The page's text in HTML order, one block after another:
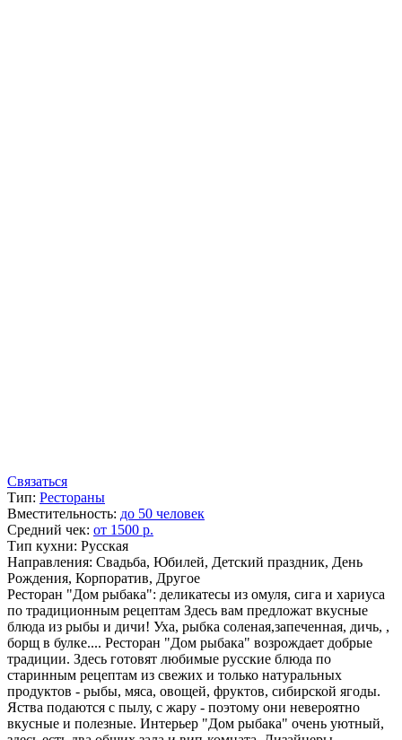
Связаться
Тип: Рестораны
Вместительность: до 50 человек
Средний чек: от 1500 р.
Тип кухни: Русская
Направления: Свадьба, Юбилей, Детский праздник, День
Рождения, Корпоратив, Другое
Ресторан "Дом рыбака": деликатесы из омуля, сига и хариуса
по традиционным рецептам Здесь вам предложат вкусные
блюда из рыбы и дичи! Уха, рыбка соленая,запеченная, дичь, ,
борщ в булке.... Ресторан "Дом рыбака" возрождает добрые
традиции. Здесь готовят любимые русские блюда по
старинным рецептам из свежих и только натуральных
продуктов - рыбы, мяса, овощей, фруктов, сибирской ягоды.
Яства подаются с пылу, с жару - поэтому они невероятно
вкусные и полезные. Интерьер "Дом рыбака" очень уютный,